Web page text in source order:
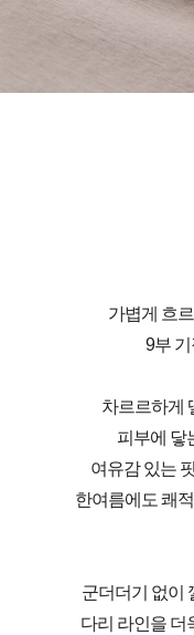
가볍게 흐
9부
차르르하게
피부에 닿
여유감 있는
한여름에도 쾌
군더더기 없이
다리 라인을 더